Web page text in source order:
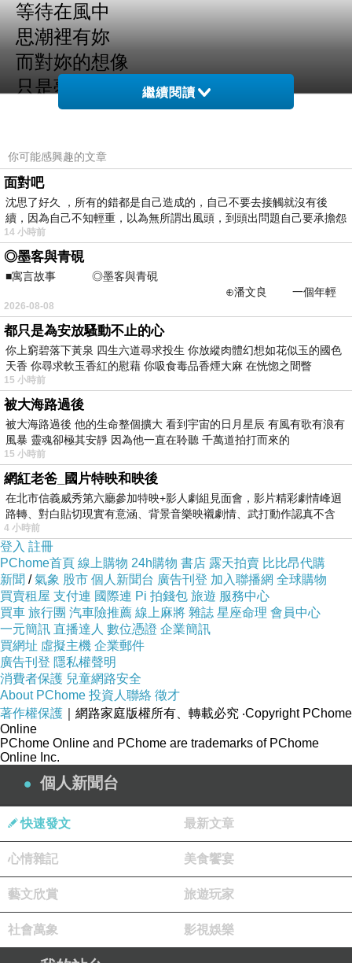
等待在風中
思潮裡有妳
而對妳的想像
只是夢一宗而矣
吹破了南柯
不讓人做夢
我笑夢
灌滿了殘風
令人擁抱涼意
而妳在那裡
不禁還是問風問夢
只見風與夢在空中
暗暗地
嘲笑我這介俗夫
（柳藏經于蘭若精舍1989/11/28）
上一篇：結束
下一篇： 沈溺之風
繼續閱讀
你可能感興趣的文章
面對吧
沈思了好久 ，所有的錯都是自己造成的，自己不要去接觸就沒有後
續，因為自己不知輕重，以為無所謂出風頭，到頭出問題自己要承擔怨
不
14 小時前
◎墨客與青硯
■寓言故事 ◎墨客與青硯
⊕潘文良 一個年輕
的墨客，在京城的古玩肆裡
2026-08-08
都只是為安放騷動不止的心
你上窮碧落下黃泉 四生六道尋求投生 你放縱肉體幻想如花似玉的國色
天香 你尋求軟玉香紅的慰藉 你吸食毒品香煙大麻 在恍惚之間瞥
15 小時前
被大海路過後
被大海路過後 他的生命整個擴大 看到宇宙的日月星辰 有風有歌有浪有
風暴 靈魂卻極其安靜 因為他一直在聆聽 千萬道拍打而來的
15 小時前
網紅老爸_國片特映和映後
在北市信義威秀第六廳參加特映+影人劇組見面會，影片精彩劇情峰迴
路轉、對白貼切現實有意涵、背景音樂映襯劇情、武打動作認真不含
糊、
4 小時前
登入 註冊
PChome首頁 線上購物 24h購物 書店 露天拍賣 比比昂代購
新聞 /氣象 股市 個人新聞台 廣告刊登 加入聯播網 全球購物
買賣租屋 支付連 國際連 Pi 拍錢包 旅遊 服務中心
買車 旅行團 汽車險推薦 線上麻將 雜誌 星座命理 會員中心
一元簡訊 直播達人 數位憑證 企業簡訊
買網址 虛擬主機 企業郵件
廣告刊登 隱私權聲明
消費者保護 兒童網路安全
About PChome 投資人聯絡 徵才
著作權保護 ｜網路家庭版權所有、轉載必究 ‧Copyright PChome
Online
PChome Online and PChome are trademarks of PChome
Online Inc.
個人新聞台
快速發文 最新文章
心情雜記 美食饗宴
藝文欣賞 旅遊玩家
社會萬象 影視娛樂